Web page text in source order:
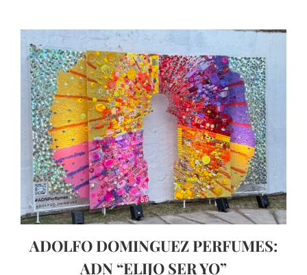
ADOLFO DOMINGUEZ PERFUMES:
ADN “ELIJO SER YO”